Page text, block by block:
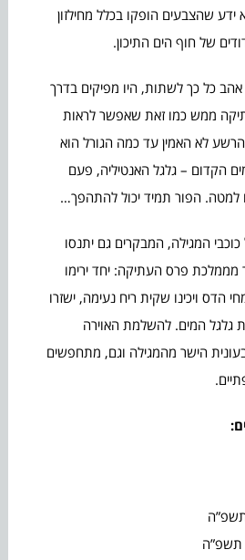
שהצבעים הופקו בכלל מחילזון
של חוף הים התיכון.
כל כך לשתות, היו מפיקים בדרך
ממש כמו זאת שאפשר לראות
הרשע לא האמין עד כמה הגורל הוא
הקדום – גלגל האנטיליה, פעם
הפור תמיד יכול להתהפך…
המגילה, המבקרים גם יתנסו
מממלכת פרס העתיקה: יחד ירימו
הדס ויכינו שקית ריח נעימה, ישזרו
גלגל המים. להשלמת האוירה
הישר מהמגילה וגם, מתחפשים